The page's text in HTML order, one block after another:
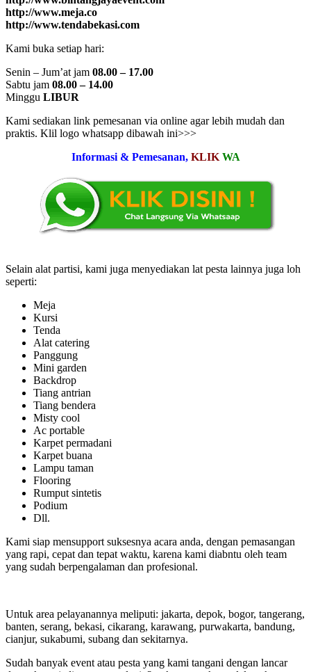
http://www.meja.co
http://www.tendabekasi.com
Kami buka setiap hari:
Senin – Jum’at jam 08.00 – 17.00
Sabtu jam 08.00 – 14.00
Minggu LIBUR
Kami sediakan link pemesanan via online agar lebih mudah dan
praktis. Klil logo whatsapp dibawah ini>>>
Informasi & Pemesanan, KLIK WA
Selain alat partisi, kami juga menyediakan lat pesta lainnya juga loh
seperti:
Meja
Kursi
Tenda
Alat catering
Panggung
Mini garden
Backdrop
Tiang antrian
Tiang bendera
Misty cool
Ac portable
Karpet permadani
Karpet buana
Lampu taman
Flooring
Rumput sintetis
Podium
Dll.
Kami siap mensupport suksesnya acara anda, dengan pemasangan
yang rapi, cepat dan tepat waktu, karena kami diabntu oleh team
yang sudah berpengalaman dan profesional.
Untuk area pelayanannya meliputi: jakarta, depok, bogor, tangerang,
banten, serang, bekasi, cikarang, karawang, purwakarta, bandung,
cianjur, sukabumi, subang dan sekitarnya.
Sudah banyak event atau pesta yang kami tangani dengan lancar